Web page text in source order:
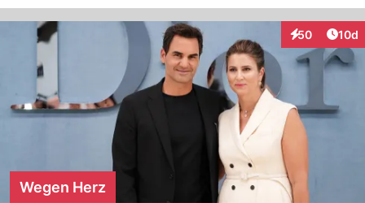
50
Interaktionen
10d
Wegen Herz